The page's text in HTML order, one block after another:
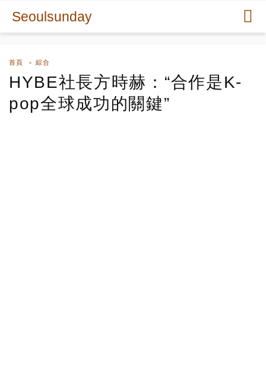
Seoulsunday
首頁 綜合
HYBE社長方時赫：“合作是K-
pop全球成功的關鍵”